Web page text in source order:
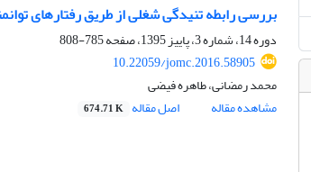
بررسی رابطه تنیدگی شغلی از طریق رفتارهای
دوره 14، شماره 3، پاییز 1395، صفحه
785-808
10.22059/jomc.2016.58905
محمد رمضانی، طاهره فیضی
مشاهده مقاله
اصل مقاله 674.71 K